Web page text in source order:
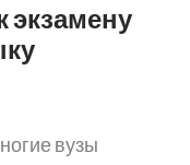
экзамену
вузы